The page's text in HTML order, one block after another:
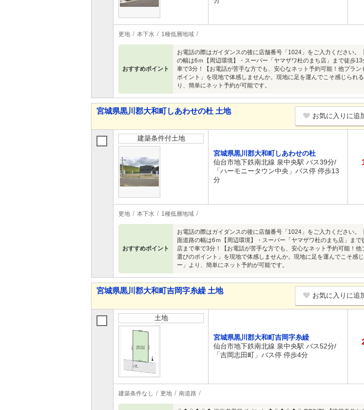
更地 本下水 1種低層地域
おすすめポイント
お電話の際はガイダンスの後に店舗番号「1024」をご入力ください
の幅は6ｍ【周辺環境】・スーパー「ヤマザワ杜のまち店」まで徒歩
車で3分！【お電話が苦手な方でも、安心なネット予約可能！他プラ
ポイント」を現地で体感しませんか。現地に足を運んでこそ感じられ
り、簡単にネット予約が可能です。
宮城県黒川郡大和町しあわせの杜 土地
お気に入りに追
建築条件付土地
宮城県黒川郡大和町しあわせの杜
仙台市地下鉄南北線 泉中央駅 バス39分/
「ハーモニータウン中央」バス停 停歩13
分
更地 本下水 1種低層地域
おすすめポイント
お電話の際はガイダンスの後に店舗番号「1024」をご入力ください
面道路の幅は6ｍ【周辺環境】・スーパー「ヤマザワ杜のまち店」ま
店まで車で3分！【お電話が苦手な方でも、安心なネット予約可能！
選びのポイント」を現地で体感しませんか。現地に足を運んでこそ感
ー」より、簡単にネット予約が可能です。
宮城県黒川郡大和町吉岡字糸繰 土地
お気に入りに追
土地
宮城県黒川郡大和町吉岡字糸繰
仙台市地下鉄南北線 泉中央駅 バス52分/
「吉岡志田町」バス停 停歩4分
建築条件なし 更地 南道路